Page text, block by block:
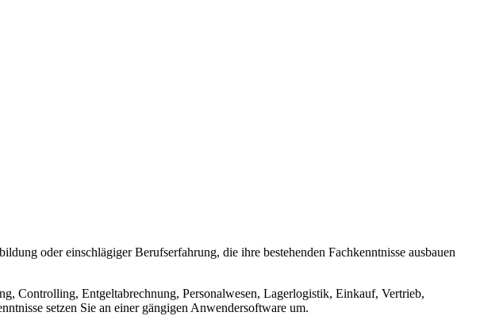
oder einschlägiger Berufserfahrung, die ihre bestehenden Fachkenntnisse ausbauen
Controlling, Entgeltabrechnung, Personalwesen, Lagerlogistik, Einkauf, Vertrieb,
setzen Sie an einer gängigen Anwendersoftware um.